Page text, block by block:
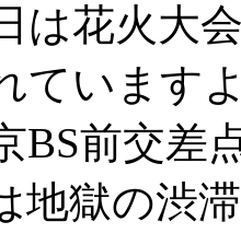
は花火大
ています
BS前交差
地獄の渋